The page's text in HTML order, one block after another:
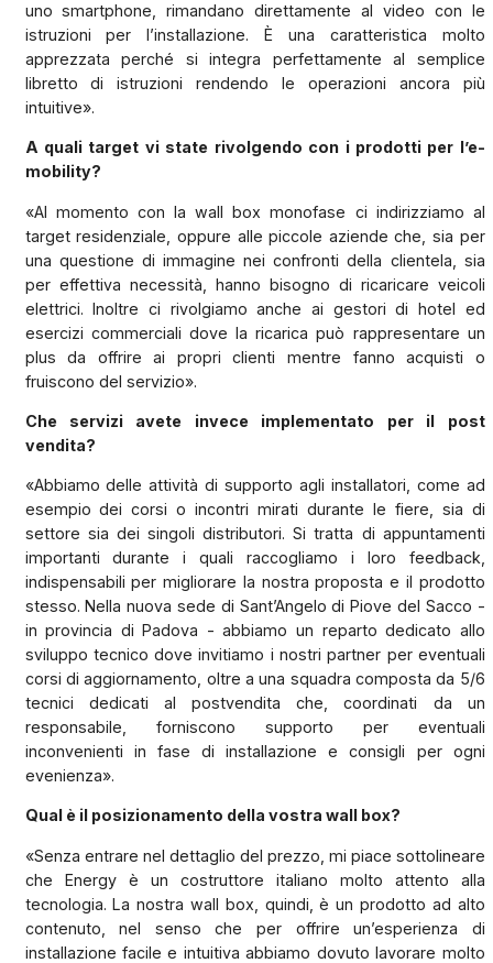
uno smartphone, rimandano direttamente al video con le
istruzioni per l’installazione. È una caratteristica molto
apprezzata perché si integra perfettamente al semplice
libretto di istruzioni rendendo le operazioni ancora più
intuitive».
A quali target vi state rivolgendo con i prodotti per l’e-
mobility?
«Al momento con la wall box monofase ci indirizziamo al
target residenziale, oppure alle piccole aziende che, sia per
una questione di immagine nei confronti della clientela, sia
per effettiva necessità, hanno bisogno di ricaricare veicoli
elettrici. Inoltre ci rivolgiamo anche ai gestori di hotel ed
esercizi commerciali dove la ricarica può rappresentare un
plus da offrire ai propri clienti mentre fanno acquisti o
fruiscono del servizio».
Che servizi avete invece implementato per il post
vendita?
«Abbiamo delle attività di supporto agli installatori, come ad
esempio dei corsi o incontri mirati durante le fiere, sia di
settore sia dei singoli distributori. Si tratta di appuntamenti
importanti durante i quali raccogliamo i loro feedback,
indispensabili per migliorare la nostra proposta e il prodotto
stesso. Nella nuova sede di Sant’Angelo di Piove del Sacco -
in provincia di Padova - abbiamo un reparto dedicato allo
sviluppo tecnico dove invitiamo i nostri partner per eventuali
corsi di aggiornamento, oltre a una squadra composta da 5/6
tecnici dedicati al postvendita che, coordinati da un
responsabile, forniscono supporto per eventuali
inconvenienti in fase di installazione e consigli per ogni
evenienza».
Qual è il posizionamento della vostra wall box?
«Senza entrare nel dettaglio del prezzo, mi piace sottolineare
che Energy è un costruttore italiano molto attento alla
tecnologia. La nostra wall box, quindi, è un prodotto ad alto
contenuto, nel senso che per offrire un’esperienza di
installazione facile e intuitiva abbiamo dovuto lavorare molto